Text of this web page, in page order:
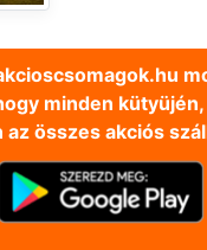
minden
összes akciós